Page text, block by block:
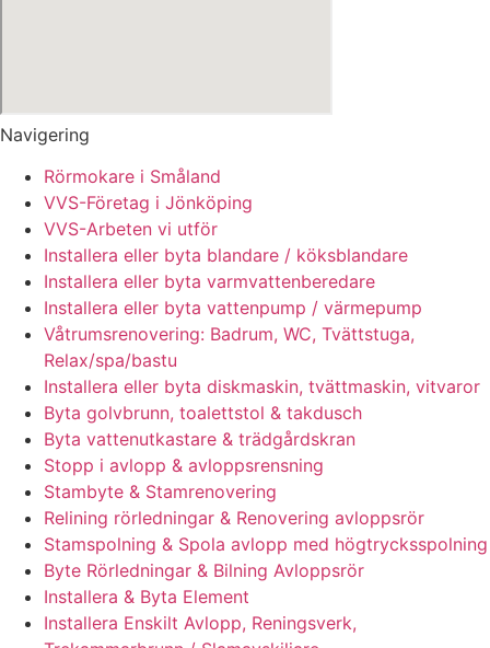
Navigering
Rörmokare i Småland
VVS-Företag i Jönköping
VVS-Arbeten vi utför
Installera eller byta blandare / köksblandare
Installera eller byta varmvattenberedare
Installera eller byta vattenpump / värmepump
Våtrumsrenovering: Badrum, WC, Tvättstuga,
Relax/spa/bastu
Installera eller byta diskmaskin, tvättmaskin, vitvaror
Byta golvbrunn, toalettstol & takdusch
Byta vattenutkastare & trädgårdskran
Stopp i avlopp & avloppsrensning
Stambyte & Stamrenovering
Relining rörledningar & Renovering avloppsrör
Stamspolning & Spola avlopp med högtrycksspolning
Byte Rörledningar & Bilning Avloppsrör
Installera & Byta Element
Installera Enskilt Avlopp, Reningsverk,